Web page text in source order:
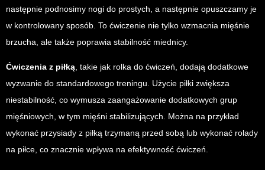
następnie podnosimy nogi do prostych, a następnie opuszczamy je
w kontrolowany sposób. To ćwiczenie nie tylko wzmacnia mięśnie
brzucha, ale także poprawia stabilność miednicy.
Ćwiczenia z piłką, takie jak rolka do ćwiczeń, dodają dodatkowe
wyzwanie do standardowego treningu. Użycie piłki zwiększa
niestabilność, co wymusza zaangażowanie dodatkowych grup
mięśniowych, w tym mięśni stabilizujących. Można na przykład
wykonać przysiady z piłką trzymaną przed sobą lub wykonać rolady
na piłce, co znacznie wpływa na efektywność ćwiczeń.